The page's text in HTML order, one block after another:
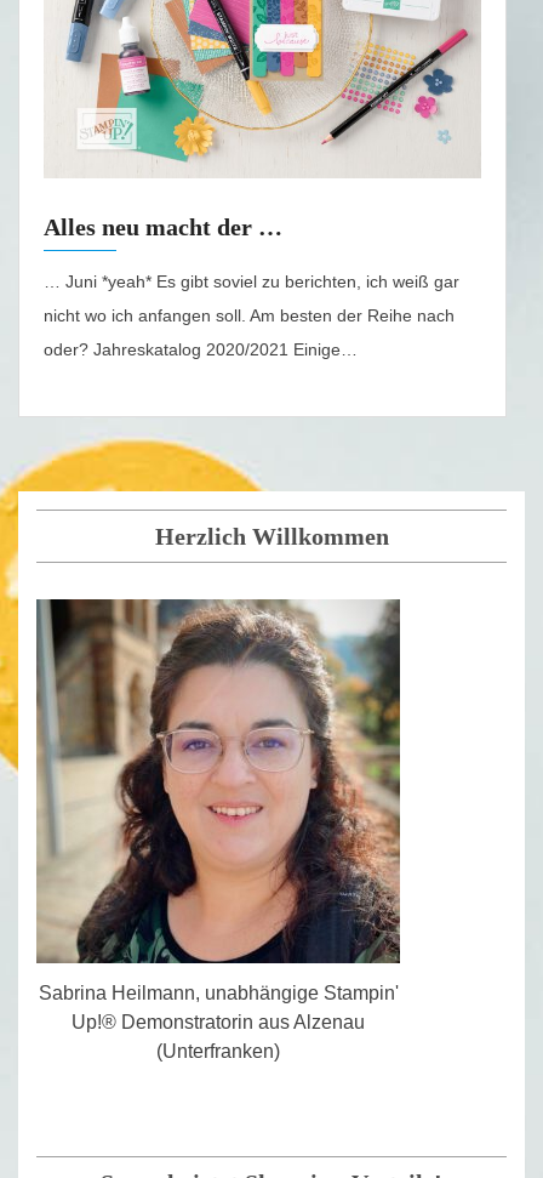
Alles neu macht der …
… Juni *yeah* Es gibt soviel zu berichten, ich weiß gar
nicht wo ich anfangen soll. Am besten der Reihe nach
oder? Jahreskatalog 2020/2021 Einige…
Herzlich Willkommen
Sabrina Heilmann, unabhängige Stampin'
Up!® Demonstratorin aus Alzenau
(Unterfranken)